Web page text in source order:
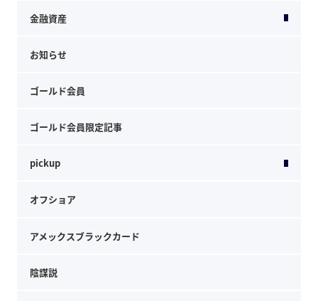
金融資産
お知らせ
ゴールド会員
ゴールド会員限定記事
pickup
オフショア
アメックスブラックカード
陰謀説